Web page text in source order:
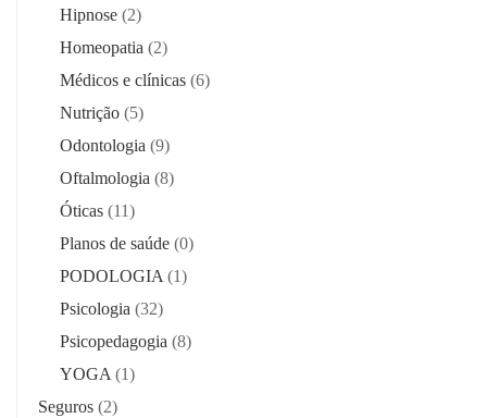
Hipnose (2)
Homeopatia (2)
Médicos e clínicas (6)
Nutrição (5)
Odontologia (9)
Oftalmologia (8)
Óticas (11)
Planos de saúde (0)
PODOLOGIA (1)
Psicologia (32)
Psicopedagogia (8)
YOGA (1)
Seguros (2)